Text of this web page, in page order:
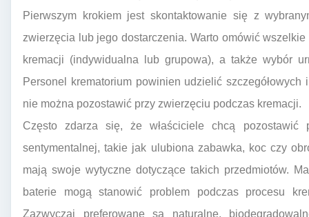
Pierwszym krokiem jest skontaktowanie się z
zwierzęcia lub jego dostarczenia. Warto omówić
kremacji (indywidualna lub grupowa), a także wybór
Personel krematorium powinien udzielić
nie można pozostawić przy zwierzęciu podczas kremacji.
Często zdarza się, że właściciele chcą
sentymentalnej, takie jak ulubiona zabawka, koc czy
mają swoje wytyczne dotyczące takich przedmiotów.
baterie mogą stanowić problem podczas procesu
Zazwyczaj preferowane są naturalne,